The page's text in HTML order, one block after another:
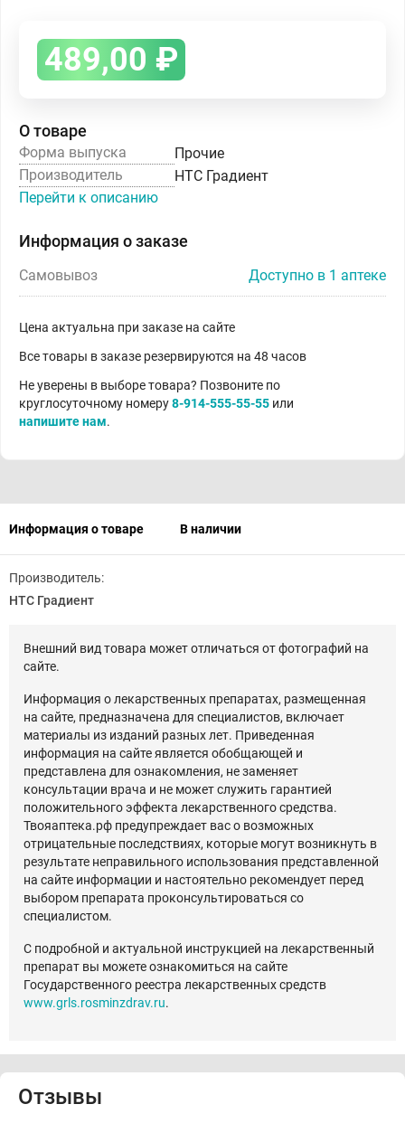
489,00 ₽
О товаре
Форма выпуска
Прочие
Производитель
НТС Градиент
Перейти к описанию
Информация о заказе
Самовывоз Доступно в 1 аптеке
Цена актуальна при заказе на сайте
Все товары в заказе резервируются на 48 часов
Не уверены в выборе товара? Позвоните по
круглосуточному номеру8-914-555-55-55 или
напишите нам.
Информация о товаре В наличии
Производитель:
НТС Градиент
Внешний вид товара может отличаться от фотографий на
сайте.
Информация о лекарственных препаратах, размещенная
на сайте, предназначена для специалистов, включает
материалы из изданий разных лет. Приведенная
информация на сайте является обобщающей и
представлена для ознакомления, не заменяет
консультации врача и не может служить гарантией
положительного эффекта лекарственного средства.
Твояаптека.рф предупреждает вас о возможных
отрицательные последствиях, которые могут возникнуть в
результате неправильного использования представленной
на сайте информации и настоятельно рекомендует перед
выбором препарата проконсультироваться со
специалистом.
С подробной и актуальной инструкцией на лекарственный
препарат вы можете ознакомиться на сайте
Государственного реестра лекарственных средств
www.grls.rosminzdrav.ru.
Отзывы